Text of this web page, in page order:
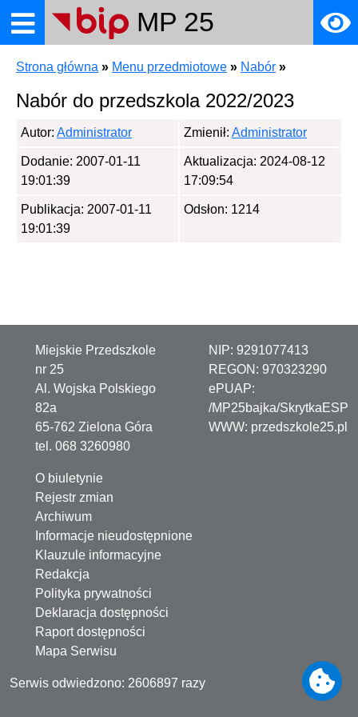
MP 25
Strona główna » Menu przedmiotowe » Nabór »
Nabór do przedszkola 2022/2023
Autor: Administrator Zmienił: Administrator
Dodanie: 2007-01-11
19:01:39
Aktualizacja: 2024-08-12
17:09:54
Publikacja: 2007-01-11
19:01:39
Odsłon: 1214
Miejskie Przedszkole
nr 25
Al. Wojska Polskiego
82a
65-762 Zielona Góra
tel. 068 3260980
NIP: 9291077413
REGON: 970323290
ePUAP:
/MP25bajka/SkrytkaESP
WWW: przedszkole25.pl
O biuletynie
Rejestr zmian
Archiwum
Informacje nieudostępnione
Klauzule informacyjne
Redakcja
Polityka prywatności
Deklaracja dostępności
Raport dostępności
Mapa Serwisu
Serwis odwiedzono: 2606897 razy